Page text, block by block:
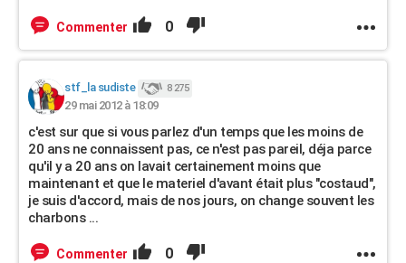
Commenter 0
stf_la sudiste 8 275
29 mai 2012 à 18:09
c'est sur que si vous parlez d'un temps que les moins de
20 ans ne connaissent pas, ce n'est pas pareil, déja parce
qu'il y a 20 ans on lavait certainement moins que
maintenant et que le materiel d'avant était plus "costaud",
je suis d'accord, mais de nos jours, on change souvent les
charbons ...
Commenter 0